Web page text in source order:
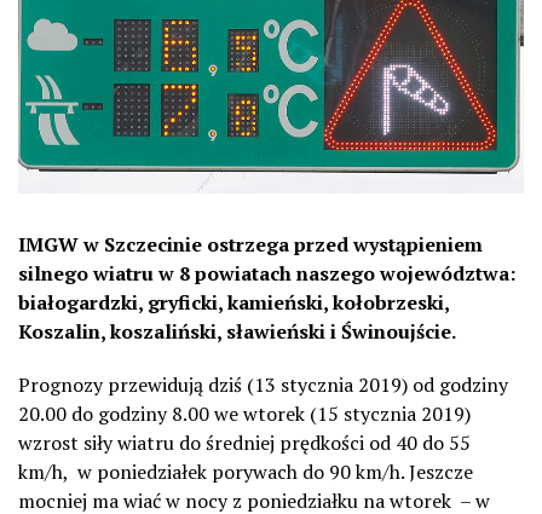
IMGW w Szczecinie ostrzega przed wystąpieniem
silnego wiatru w 8 powiatach naszego województwa:
białogardzki, gryficki, kamieński, kołobrzeski,
Koszalin, koszaliński, sławieński i Świnoujście.
Prognozy przewidują dziś (13 stycznia 2019) od godziny
20.00 do godziny 8.00 we wtorek (15 stycznia 2019)
wzrost siły wiatru do średniej prędkości od 40 do 55
km/h, w poniedziałek porywach do 90 km/h. Jeszcze
mocniej ma wiać w nocy z poniedziałku na wtorek – w